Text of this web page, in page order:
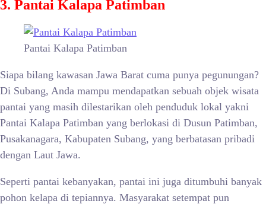
3. Pantai Kalapa Patimban
Pantai Kalapa Patimban
Siapa bilang kawasan Jawa Barat cuma punya pegunungan?
Di Subang, Anda mampu mendapatkan sebuah objek wisata
pantai yang masih dilestarikan oleh penduduk lokal yakni
Pantai Kalapa Patimban yang berlokasi di Dusun Patimban,
Pusakanagara, Kabupaten Subang, yang berbatasan pribadi
dengan Laut Jawa.
Seperti pantai kebanyakan, pantai ini juga ditumbuhi banyak
pohon kelapa di tepiannya. Masyarakat setempat pun